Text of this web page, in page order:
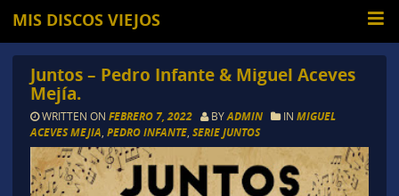
MIS DISCOS VIEJOS
Juntos – Pedro Infante & Miguel Aceves
Mejía.
WRITTEN ON FEBRERO 7, 2022 BYADMIN IN MIGUEL
ACEVES MEJIA PEDRO INFANTE, SERIE JUNTOS